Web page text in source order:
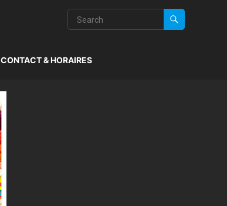
CONTACT & HORAIRES